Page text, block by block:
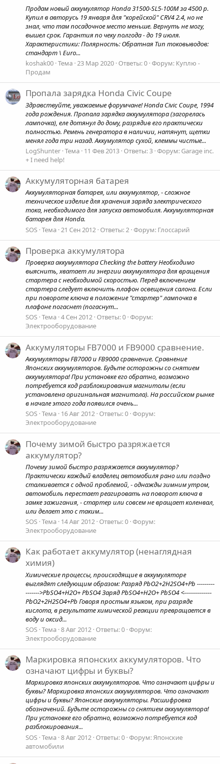
Продам новый аккумулятор Honda 31500-SL5-100M за 4500 р.
Купил в авторусь 19 января для "корейской" CRV4 2.4, но не
знал, что там посадочное место меньше. Вернуть не могу,
вышел срок. Гарантия по чеку полгода - до 19 июля.
Характеристики: Полярность: Обратная Тип токовыводов:
стандарт \ Euro...
koshak00 Тема 23 Мар 2020 Ответы: 0 Форум: Куплю -
Продам
Пропала зарядка Honda Civic Coupe
Здравствуйте, уважаемые форумчане! Honda Civic Coupe, 1994
года рождения. Пропала зарядка аккумулятора (загорелась
лампочка), еле дотянул до дому, разрядив его практически
полностью. Ремень генератора в наличии, натянут, щетки
менял года три назад. Аккумулятор сухой, клеммы чистые...
LogShunter Тема 11 Фев 2013 Ответы: 3 Форум: Garage inc.
+ I need help!
Аккумуляторная батарея
Аккумуляторная батарея, или аккумулятор, - сложное
техническое изделие для хранения заряда электрического
тока, необходимого для запуска автомобиля. Аккумуляторная
батарея для Honda.
SOS Тема 21 Сен 2012 Ответы: 2 Форум: Глоссарий
Проверка аккумулятора
Проверка аккумулятора Checking the battery Необходимо
выяснить, хватает ли энергии аккумулятора для вращения
стартера с необходимой скоростью. Перед включением
стартера следует включить плафон освещения салона. Если
при повороте ключа в положение "стартер" лампочка в
плафоне погаснет (погаснут...
SOS Тема 4 Сен 2012 Ответы: 0 Форум:
Электрооборудование
Аккумуляторы FB7000 и FB9000 сравнение.
Аккумуляторы FB7000 и FB9000 сравнение. Сравнение
Японских аккумуляторов. Будьте осторожны со снятием
аккумулятора! При установке его обратно, возможно
потребуется код разблокирования магнитолы (если
установлена оригинальная магнитола). На российском рынке
в начале этого года появился очень...
SOS Тема 16 Авг 2012 Ответы: 0 Форум:
Электрооборудование
Почему зимой быстро разряжается
аккумулятор?
Почему зимой быстро разряжается аккумулятор?
Практически каждый владелец автомобиля рано или поздно
сталкивается с одной проблемой, - однажды зимним утром,
автомобиль перестает реагировать на поворот ключа в
замке зажигания, - стартер или совсем не вращает коленвал,
или делает это с таким...
SOS Тема 14 Авг 2012 Ответы: 0 Форум:
Электрооборудование
Как работает аккумулятор (ненаглядная
химия)
Химические процессы, происходящие в аккумуляторе
выглядят следующим образом: Разряд PbO2+2H2SO4+Pb ---------
------->PbSO4+H2O+ PbSO4 Заряд PbSO4+H2O+ PbSO4 <--------------
PbO2+2H2SO4+Pb Говоря простым языком, при разряде
кислота, в результате химической реакции превращается в
воду и оксид...
SOS Тема 8 Авг 2012 Ответы: 0 Форум:
Электрооборудование
Маркировка японских аккумуляторов. Что
означают цифры и буквы?
Маркировка японских аккумуляторов. Что означают цифры и
буквы? Маркировка японских аккумуляторов. Что означают
цифры и буквы? Японские аккумуляторы. Расшифровка
обозначений. Будьте осторожны со снятием аккумулятора!
При установке его обратно, возможно потребуется код
разблокирования...
SOS Тема 8 Авг 2012 Ответы: 0 Форум:Японские
автомобили